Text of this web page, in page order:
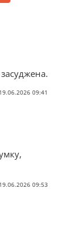
19.06.2026 09:41
19.06.2026 09:53